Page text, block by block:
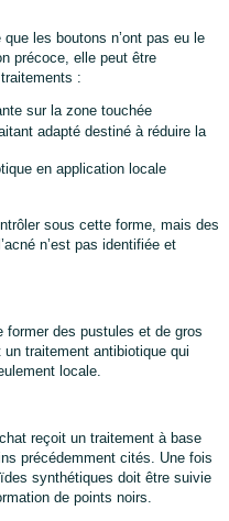
que les boutons n’ont pas eu le
précoce, elle peut être
:
sur la zone touchée
adapté destiné à réduire la
en application locale
sous cette forme, mais des
n’est pas identifiée et
former des pustules et de gros
traitement antibiotique qui
locale.
reçoit un traitement à base
précédemment cités. Une fois
synthétiques doit être suivie
de points noirs.